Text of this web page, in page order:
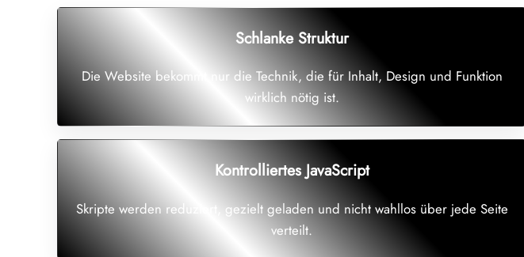
Schlanke Struktur
Die Website bekommt nur die Technik, die für Inhalt, Design und Funktion
wirklich nötig ist.
Kontrolliertes JavaScript
Skripte werden reduziert, gezielt geladen und nicht wahllos über jede Seite
verteilt.